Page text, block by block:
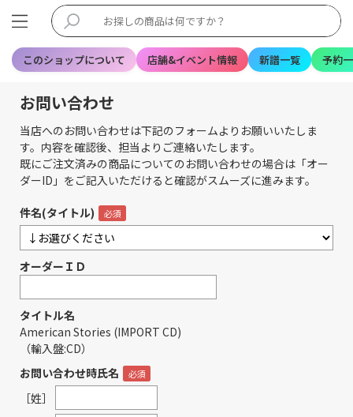
このショップについて 店舗&イベント情報 新譜一覧 予約
お問い合わせ
当店へのお問い合わせは下記のフォームよりお願いいたしま
す。内容を確認後、担当よりご連絡いたします。
既にご注文済みの商品についてのお問い合わせの場合は「オー
ダーID」をご記入いただけると確認がスムーズに進みます。
件名(タイトル)
オーダーＩＤ
タイトル名
American Stories (IMPORT CD)
（輸入盤:CD）
お問い合わせ時氏名
［姓］